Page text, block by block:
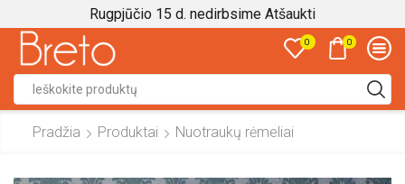
Rugpjūčio 15 d. nedirbsime Atšaukti
0 0
input
Pradžia Produktai Nuotraukų rėmeliai